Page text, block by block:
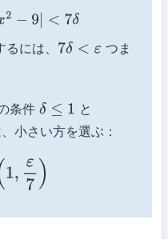
2−9 <
δ
には、 7δ<ε
つま
条件δ ≤1
と
小さい方を選ぶ：
7)